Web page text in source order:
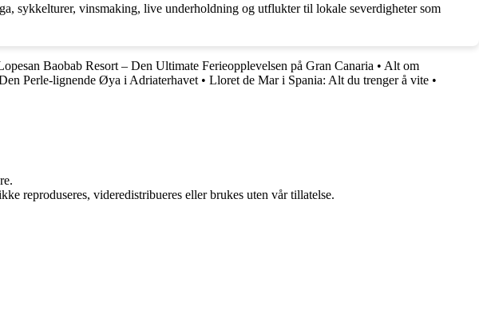
sykkelturer, vinsmaking, live underholdning og utflukter til lokale severdigheter som
Baobab Resort – Den Ultimate Ferieopplevelsen på Gran Canaria • Alt om
Perle-lignende Øya i Adriaterhavet • Lloret de Mar i Spania: Alt du trenger å vite •
reproduseres, videredistribueres eller brukes uten vår tillatelse.